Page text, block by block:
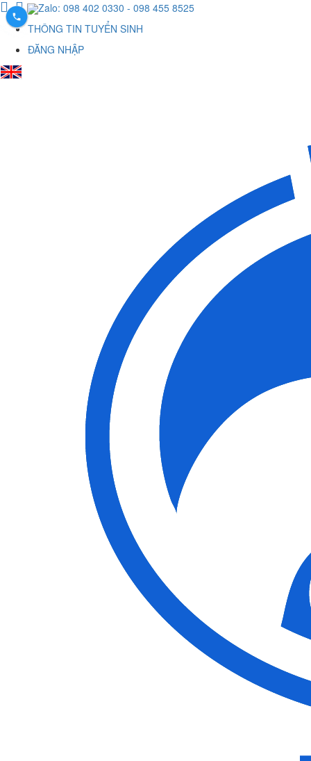
Zalo: 098 402 0330 - 098 455 8525
THÔNG TIN TUYỂN SINH
ĐĂNG NHẬP